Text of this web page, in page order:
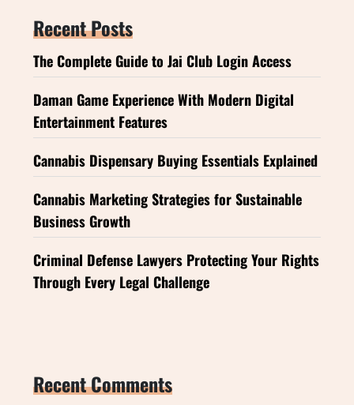
Recent Posts
The Complete Guide to Jai Club Login Access
Daman Game Experience With Modern Digital
Entertainment Features
Cannabis Dispensary Buying Essentials Explained
Cannabis Marketing Strategies for Sustainable
Business Growth
Criminal Defense Lawyers Protecting Your Rights
Through Every Legal Challenge
Recent Comments